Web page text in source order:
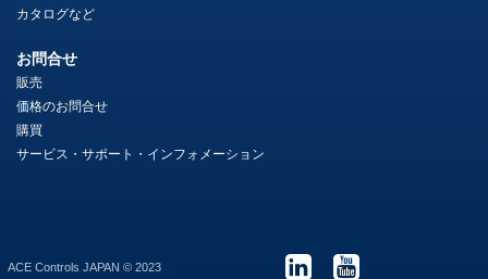
カタログなど
お問合せ
販売
価格のお問合せ
購買
サービス・サポート・インフォメーション
ACE Controls JAPAN © 2023